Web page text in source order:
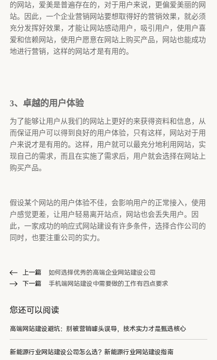
的网站，爱美是普遍存在的，对于用户来说，更偏爱美丽的网
站。因此，一个企业营销网站要想取得好的营销效果，就必须
充分发挥好效果，才能让网站感动用户，吸引用户，使用户喜
爱和信赖网站，使用户愿意在网站上购买产品，网站也能成功
地进行营销，这样的网站才是有用的。
3、卓越的用户体验
为了能够让用户从我们的网站上更好的来获得资料和信息，从
而保证用户可以得到良好的用户体验，只有这样，网站对于用
户来说才是有用的。这样，用户就可以最充分地利用网站，实
现自己的需求，而且在实施了需求后，用户就会选择在网站上
购买产品。
假设某个网站的用户体验不佳，会影响用户的正常接入，使用
户感觉更差，让用户轻易离开站点，网站也会丢失用户。因
此，一家成功的响应式网站建设有许多条件，选择合作公司的
同时，也要注重公司的实力。
上一篇
如何选择优秀的高端企业网站建设公司
下一篇
手机端网站建设中需要做的工作有四点要求
您还可以阅读
高端网站建设避坑：别被营销噱头误导，技术实力才是甄选核心
新能源行业网站建设公司怎么选？新能源行业网站建设指南